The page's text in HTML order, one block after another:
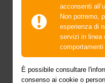
acconsenti
Non potremo,
esperienza di
servizi in linea
comportamenti
È possibile consultare
consenso ai cookie o
a partire
territorio